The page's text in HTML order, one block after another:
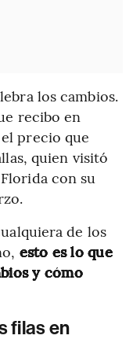
los cambios.
recibo en
precio que
quien visitó
con su
de los
esto es lo que
y cómo
filas en